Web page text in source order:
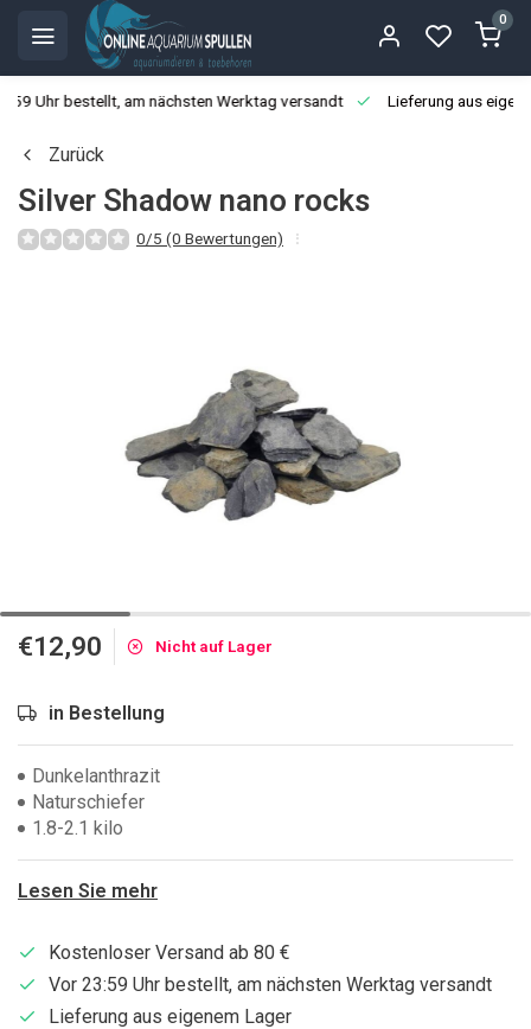
0
Uhr bestellt, am nächsten Werktag versandt Lieferung aus
Zurück
Silver Shadow nano rocks
0/5 (0 Bewertungen)
€12,90 Nicht auf Lager
in Bestellung
Dunkelanthrazit
Naturschiefer
1.8-2.1 kilo
Lesen Sie mehr
Kostenloser Versand ab 80 €
Vor 23:59 Uhr bestellt, am nächsten Werktag versandt
Lieferung aus eigenem Lager